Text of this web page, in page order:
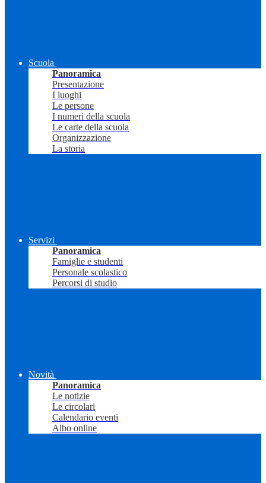
Scuola
Panoramica
Presentazione
I luoghi
Le persone
I numeri della scuola
Le carte della scuola
Organizzazione
La storia
Servizi
Panoramica
Famiglie e studenti
Personale scolastico
Percorsi di studio
Novità
Panoramica
Le notizie
Le circolari
Calendario eventi
Albo online